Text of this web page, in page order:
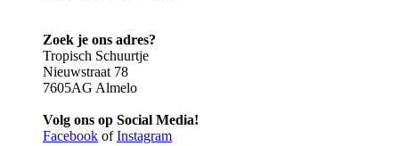
Zoek je ons adres?
Tropisch Schuurtje
Nieuwstraat 78
7605AG Almelo
Volg ons op Social Media!
Facebook ofInstagram